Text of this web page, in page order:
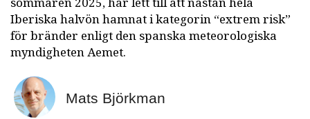
Iberiska halvön hamnat i kategorin “extrem risk”
för bränder enligt den spanska meteorologiska
myndigheten Aemet.
Mats Björkman